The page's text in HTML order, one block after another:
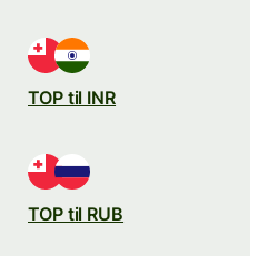
TOP til INR
TOP til RUB